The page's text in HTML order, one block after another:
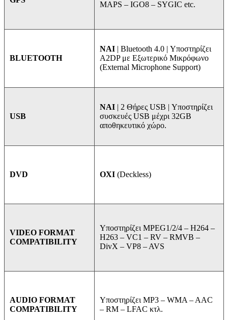
MAPS – IGO8 – SYGIC etc.
BLUETOOTH
ΝΑΙ | Bluetooth 4.0 | Υποστηρίζει
A2DP με Εξωτερικό Μικρόφωνο
(External Microphone Support)
USB
ΝΑΙ | 2 Θήρες USB | Υποστηρίζει
συσκευές USB μέχρι 32GB
αποθηκευτικό χώρο.
DVD ΟΧΙ (Deckless)
VIDEO FORMAT
COMPATIBILITY
Υποστηρίζει MPEG1/2/4 – H264 –
H263 – VC1 – RV – RMVB –
DivX – VP8 – AVS
AUDIO FORMAT
COMPATIBILITY
Υποστηρίζει MP3 – WMA – AAC
– RM – LFAC κτλ.